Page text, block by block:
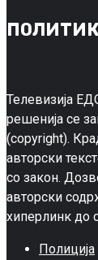
Телевизија
решенија се
(copyright).
авторски
со закон.
авторски
хиперлинк до
Полиција